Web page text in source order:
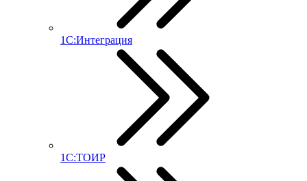
1С:Интеграция
1С:ТОИР